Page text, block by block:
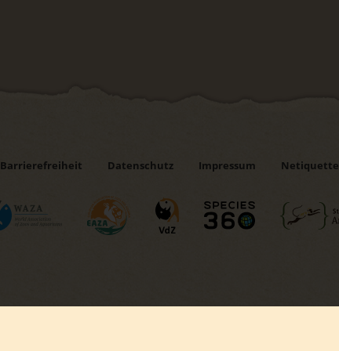
Barrierefreiheit Datenschutz Impressum Netiquette